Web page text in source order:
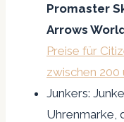
Promaster
Arrows
Preise für
zwischen 200
Junkers:
Uhrenmarke,